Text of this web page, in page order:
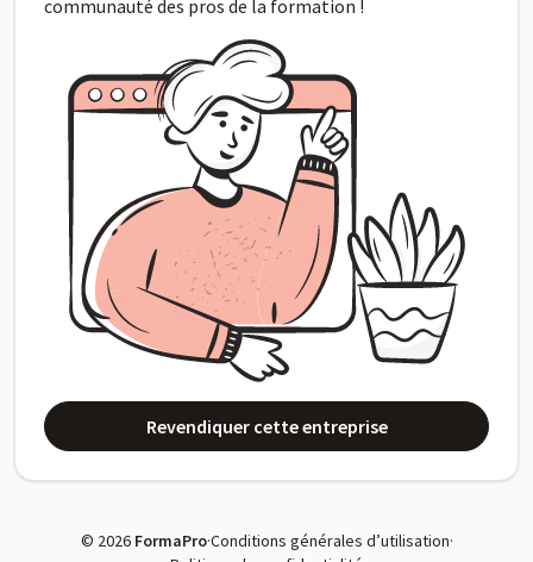
communauté des pros de la formation !
Revendiquer cette entreprise
© 2026 FormaPro·Conditions générales d’utilisation·